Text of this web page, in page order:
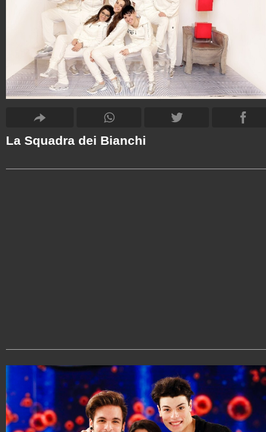
La Squadra dei Bianchi